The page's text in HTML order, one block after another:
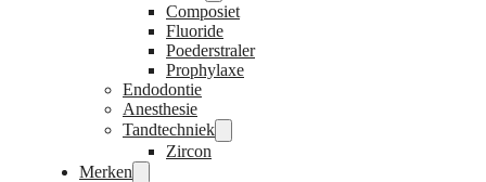
Composiet
Fluoride
Poederstraler
Prophylaxe
Endodontie
Anesthesie
Tandtechniek
Zircon
Merken